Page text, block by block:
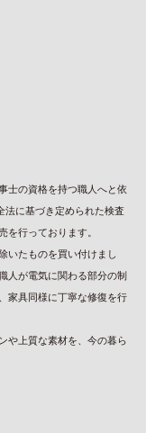
士の資格を持つ職人へと依
法に基づき定められた検査
を行っております。
いたものを買い付けまし
人が電気に関わる部分の制
家具同様に丁寧な修復を行
や上質な素材を、今の暮ら